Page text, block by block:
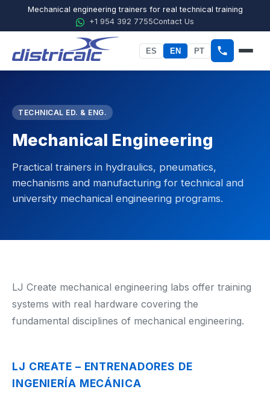
Mechanical engineering trainers for real technical training
+1 954 392 7755Contact Us
ES EN PT
About Districalc
STEM
Physics
Chemistry
Renewable Energy
Mathematics
Elementary
TECHNICAL ED. & ENG.
Mechanical Engineering
Practical trainers in hydraulics, pneumatics,
mechanisms and manufacturing for technical and
university mechanical engineering programs.
LJ Create mechanical engineering labs offer training
systems with real hardware covering the
fundamental disciplines of mechanical engineering.
LJ CREATE – ENTRENADORES DE
INGENIERÍA MECÁNICA